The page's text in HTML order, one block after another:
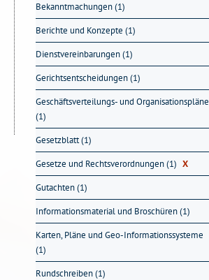
Bekanntmachungen (1)
Berichte und Konzepte (1)
Dienstvereinbarungen (1)
Gerichtsentscheidungen (1)
Geschäftsverteilungs- und Organisationspläne
(1)
Gesetzblatt (1)
Gesetze und Rechtsverordnungen (1) X
Gutachten (1)
Informationsmaterial und Broschüren (1)
Karten, Pläne und Geo-Informationssysteme
(1)
Rundschreiben (1)